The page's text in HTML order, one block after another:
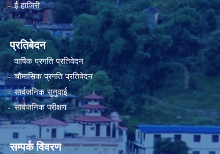
ई हाजिरी
प्रतिबेदन
वार्षिक प्रगति प्रतिवेदन
चौमासिक प्रगति प्रतिवेदन
सार्वजनिक सुनुवाई
सार्वजनिक परीक्षण
सम्पर्क विवरण